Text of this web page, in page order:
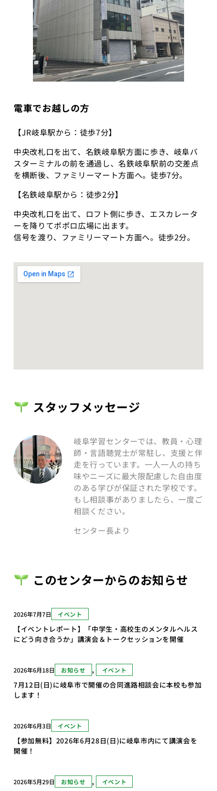
電車でお越しの方
【JR岐阜駅から：徒歩7分】
中央改札口を出て、名鉄岐阜駅方面に歩き、岐阜バ
スターミナルの前を通過し、名鉄岐阜駅前の交差点
を横断後、ファミリーマート方面へ。徒歩7分。
【名鉄岐阜駅から：徒歩2分】
中央改札口を出て、ロフト側に歩き、エスカレータ
ーを降りてポポロ広場に出ます。
信号を渡り、ファミリーマート方面へ。徒歩2分。
スタッフメッセージ
岐阜学習センターでは、教員・心理
師・言語聴覚士が常駐し、支援と伴
走を行っています。一人一人の持ち
味やニーズに最大限配慮した自由度
のある学びが保証された学校です。
もし相談事がありましたら、一度ご
相談ください。
センター長より
このセンターからのお知らせ
2026年7月7日 イベント
【イベントレポート】「中学生・高校生のメンタルヘルス
にどう向き合うか」講演会＆トークセッションを開催
2026年6月18日 お知らせ , イベント
7月12日(日)に岐阜市で開催の合同進路相談会に本校も参加
します！
2026年6月3日 イベント
【参加無料】2026年6月28日(日)に岐阜市内にて講演会を
開催！
2026年5月29日 お知らせ , イベント